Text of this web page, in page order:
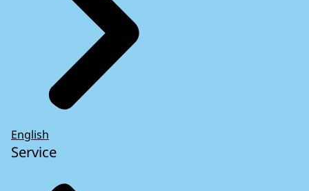
English
Service